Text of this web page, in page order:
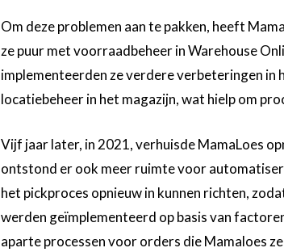
Om deze problemen aan te pakken, heeft
ze puur met voorraadbeheer in Warehouse
implementeerden ze verdere verbeteringen in
locatiebeheer in het magazijn, wat hielp om
Vijf jaar later, in 2021, verhuisde MamaLoes
ontstond er ook meer ruimte voor
het pickproces opnieuw in kunnen richten,
werden geïmplementeerd op basis van
aparte processen voor orders die Mamaloes